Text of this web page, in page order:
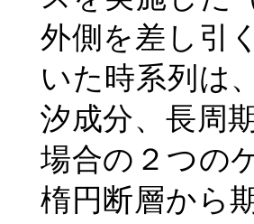
外側を差し引
いた時系列は
汐成分、長周
場合の２つの
楕円断層から